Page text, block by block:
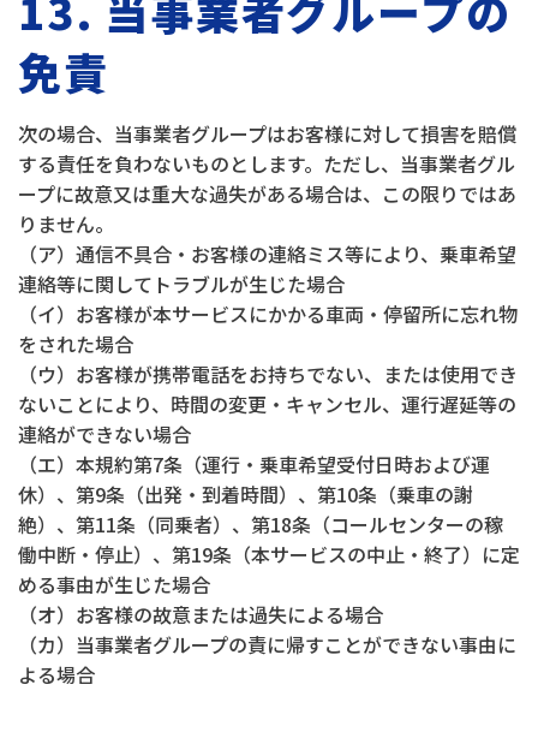
免責
次の場合、当事業者グループはお客様に対して損害を賠償
する責任を負わないものとします。ただし、当事業者グル
ープに故意又は重大な過失がある場合は、この限りではあ
りません。
（ア）通信不具合・お客様の連絡ミス等により、乗車希望
連絡等に関してトラブルが生じた場合
（イ）お客様が本サービスにかかる車両・停留所に忘れ物
をされた場合
（ウ）お客様が携帯電話をお持ちでない、または使用でき
ないことにより、時間の変更・キャンセル、運行遅延等の
連絡ができない場合
（エ）本規約第7条（運行・乗車希望受付日時および運
休）、第9条（出発・到着時間）、第10条（乗車の謝
絶）、第11条（同乗者）、第18条（コールセンターの稼
働中断・停止）、第19条（本サービスの中止・終了）に定
める事由が生じた場合
（オ）お客様の故意または過失による場合
（カ）当事業者グループの責に帰すことができない事由に
よる場合